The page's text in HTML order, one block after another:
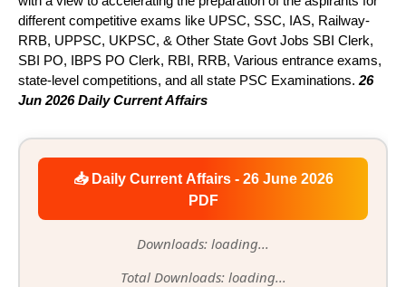
different competitive exams like UPSC, SSC, IAS, Railway-
RRB, UPPSC, UKPSC, & Other State Govt Jobs SBI Clerk,
SBI PO, IBPS PO Clerk, RBI, RRB, Various entrance exams,
state-level competitions, and all state PSC Examinations. 26
Jun 2026 Daily Current Affairs
📥 Daily Current Affairs - 26 June 2026
PDF
Downloads: loading...
Total Downloads: loading...